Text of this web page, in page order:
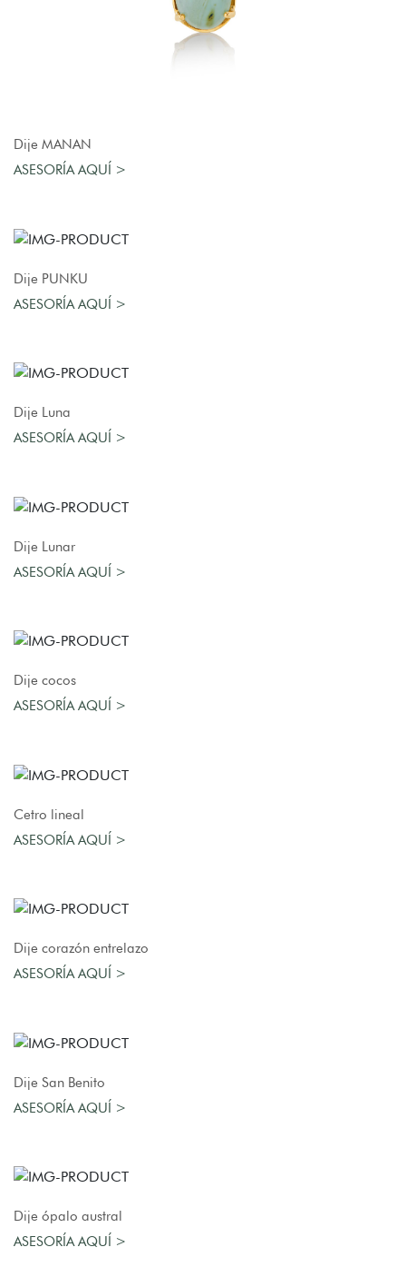
Dije MANAN
ASESORÍA AQUÍ >
Dije PUNKU
ASESORÍA AQUÍ >
Dije Luna
ASESORÍA AQUÍ >
Dije Lunar
ASESORÍA AQUÍ >
Dije cocos
ASESORÍA AQUÍ >
Cetro lineal
ASESORÍA AQUÍ >
Dije corazón entrelazo
ASESORÍA AQUÍ >
Dije San Benito
ASESORÍA AQUÍ >
Dije ópalo austral
ASESORÍA AQUÍ >